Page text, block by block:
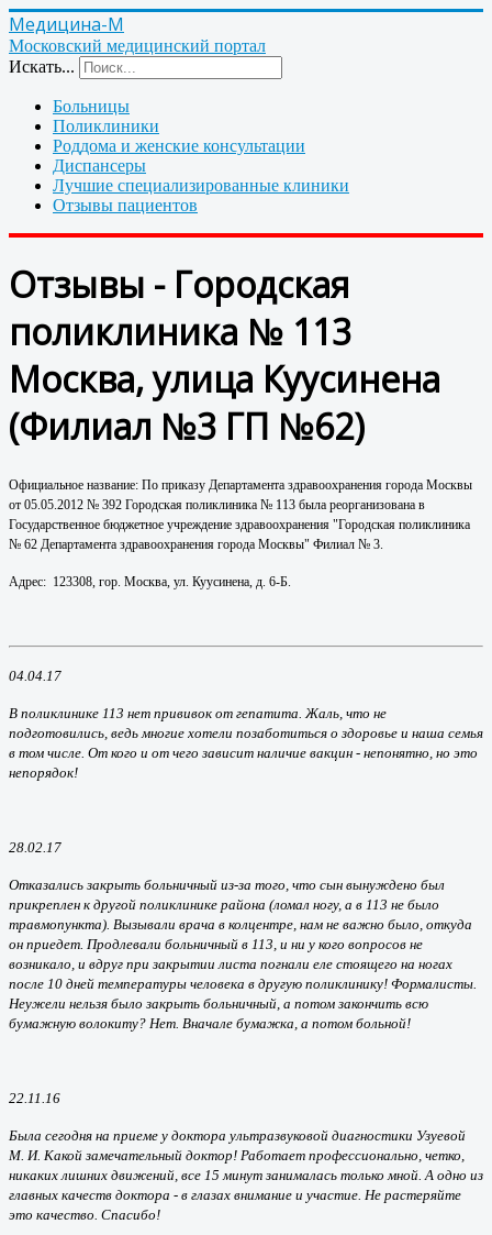
Медицина-М
Московский медицинский портал
Искать...
Больницы
Поликлиники
Роддома и женские консультации
Диспансеры
Лучшие специализированные клиники
Отзывы пациентов
Отзывы - Городская
поликлиника № 113
Москва, улица Куусинена
(Филиал №3 ГП №62)
Официальное название: По приказу Департамента здравоохранения города Москвы
от 05.05.2012 № 392 Городская поликлиника № 113 была реорганизована в
Государственное бюджетное учреждение здравоохранения "Городская поликлиника
№ 62 Департамента здравоохранения города Москвы" Филиал № 3.
Адрес: 123308, гор. Москва, ул. Куусинена, д. 6-Б.
04.04.17
В поликлинике 113 нет прививок от гепатита. Жаль, что не
подготовились, ведь многие хотели позаботиться о здоровье и наша семья
в том числе. От кого и от чего зависит наличие вакцин - непонятно, но это
непорядок!
28.02.17
Отказались закрыть больничный из-за того, что сын вынуждено был
прикреплен к другой поликлинике района (ломал ногу, а в 113 не было
травмопункта). Вызывали врача в колцентре, нам не важно было, откуда
он приедет. Продлевали больничный в 113, и ни у кого вопросов не
возникало, и вдруг при закрытии листа погнали еле стоящего на ногах
после 10 дней температуры человека в другую поликлинику! Формалисты.
Неужели нельзя было закрыть больничный, а потом закончить всю
бумажную волокиту? Нет. Вначале бумажка, а потом больной!
22.11.16
Была сегодня на приеме у доктора ультразвуковой диагностики Узуевой
М. И. Какой замечательный доктор! Работает профессионально, четко,
никаких лишних движений, все 15 минут занималась только мной. А одно из
главных качеств доктора - в глазах внимание и участие. Не растеряйте
это качество. Спасибо!